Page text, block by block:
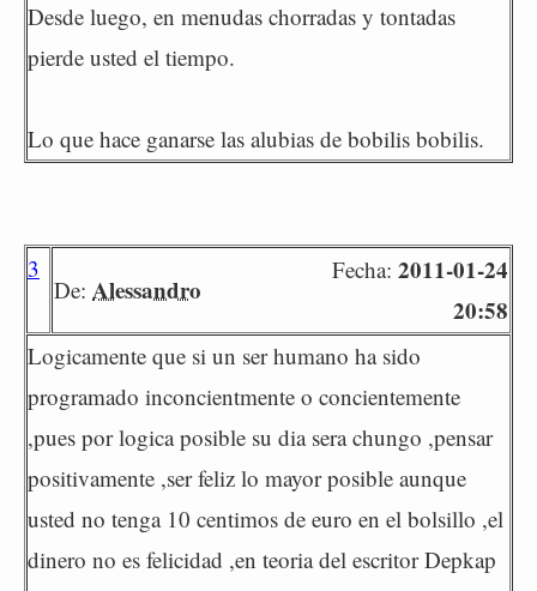
Desde luego, en menudas chorradas y tontadas
pierde usted el tiempo.
Lo que hace ganarse las alubias de bobilis bobilis.
3
De: Alessandro
Fecha: 2011-01-24
20:58
Logicamente que si un ser humano ha sido
programado inconcientmente o concientemente
,pues por logica posible su dia sera chungo ,pensar
positivamente ,ser feliz lo mayor posible aunque
usted no tenga 10 centimos de euro en el bolsillo ,el
dinero no es felicidad ,en teoria del escritor Depkap